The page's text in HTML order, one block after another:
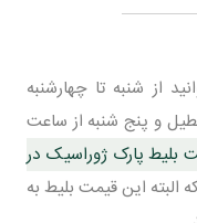
از شنبه تا چهارشنبه
تعطیل و پنج شنبه از ساعت
بلیط پارک ژوراسیک در
که البته این قیمت بلیط به